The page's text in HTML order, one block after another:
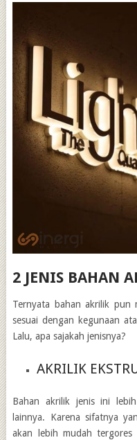
2 JENIS BAHAN
Ternyata bahan akrilik pun
sesuai dengan kegunaan
Lalu, apa sajakah jenisnya?
AKRILIK
Bahan akrilik jenis ini
lainnya. Karena sifatnya
akan lebih mudah